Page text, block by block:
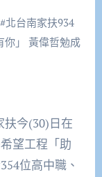
#北台南家扶934
你」 黃偉哲勉成
望工程「助
位高中職、